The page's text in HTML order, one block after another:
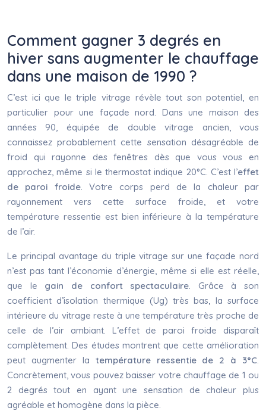
Comment gagner 3 degrés en
hiver sans augmenter le chauffage
dans une maison de 1990 ?
C’est ici que le triple vitrage révèle tout son potentiel, en
particulier pour une façade nord. Dans une maison des
années 90, équipée de double vitrage ancien, vous
connaissez probablement cette sensation désagréable de
froid qui rayonne des fenêtres dès que vous vous en
approchez, même si le thermostat indique 20°C. C’est l’effet
de paroi froide. Votre corps perd de la chaleur par
rayonnement vers cette surface froide, et votre
température ressentie est bien inférieure à la température
de l’air.
Le principal avantage du triple vitrage sur une façade nord
n’est pas tant l’économie d’énergie, même si elle est réelle,
que le gain de confort spectaculaire. Grâce à son
coefficient d’isolation thermique (Ug) très bas, la surface
intérieure du vitrage reste à une température très proche de
celle de l’air ambiant. L’effet de paroi froide disparaît
complètement. Des études montrent que cette amélioration
peut augmenter la température ressentie de 2 à 3°C.
Concrètement, vous pouvez baisser votre chauffage de 1 ou
2 degrés tout en ayant une sensation de chaleur plus
agréable et homogène dans la pièce.